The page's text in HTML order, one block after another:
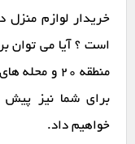
است ؟ آیا می توان
منطقه 20 و
برای شما نیز پیش
خواهیم داد.